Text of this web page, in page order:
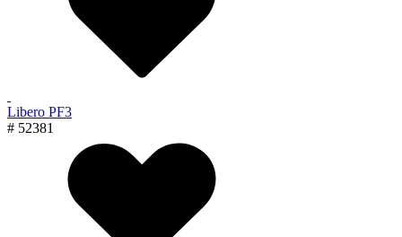
Libero PF3
# 52381